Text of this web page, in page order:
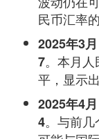
民币汇率
2025年3
7。本月
平，显示
2025年4
4。与前